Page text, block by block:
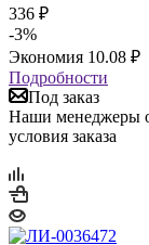
336 ₽
-3%
Экономия 10.08 ₽
Подробности
Под заказ
Наши менеджеры
условия заказа